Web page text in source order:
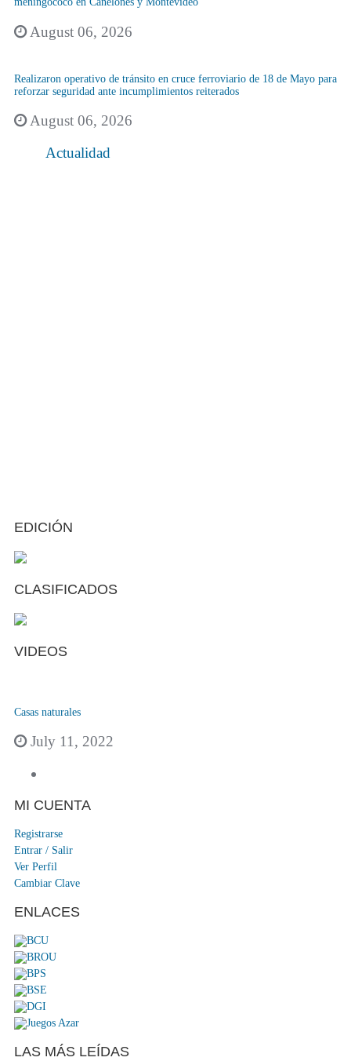
August 06, 2026
Realizaron operativo de tránsito en cruce ferroviario de 18 de Mayo para
reforzar seguridad ante incumplimientos reiterados
August 06, 2026
Actualidad
EDICIÓN
CLASIFICADOS
VIDEOS
Casas naturales
July 11, 2022
MI CUENTA
Registrarse
Entrar / Salir
Ver Perfil
Cambiar Clave
ENLACES
LAS MÁS LEÍDAS